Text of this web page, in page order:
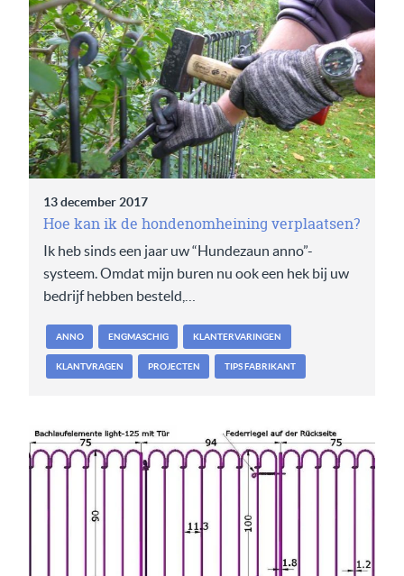
13 december 2017
Hoe kan ik de hondenomheining verplaatsen?
Ik heb sinds een jaar uw “Hundezaun anno”-
systeem. Omdat mijn buren nu ook een hek bij uw
bedrijf hebben besteld,…
ANNO ENGMASCHIG KLANTERVARINGEN
KLANTVRAGEN PROJECTEN TIPS FABRIKANT